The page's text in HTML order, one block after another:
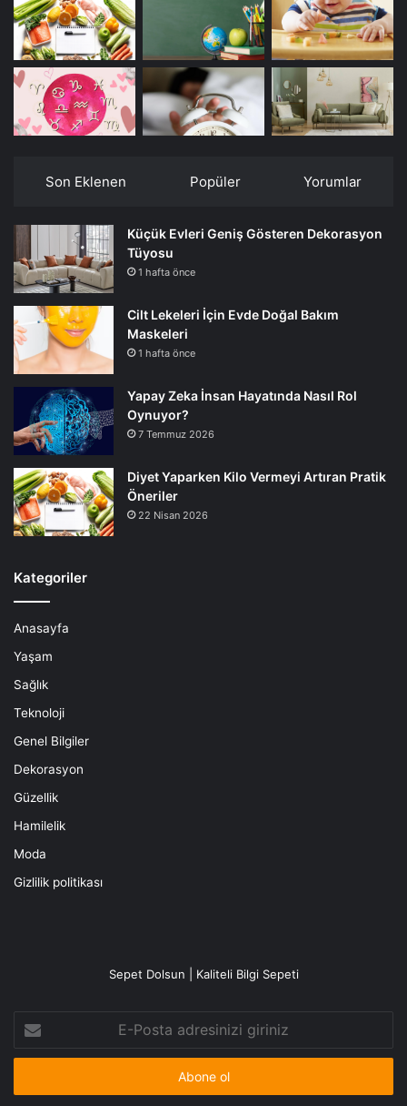
Son Eklenen Popüler Yorumlar
Küçük Evleri Geniş Gösteren Dekorasyon
Tüyosu
1 hafta önce
Cilt Lekeleri İçin Evde Doğal Bakım
Maskeleri
1 hafta önce
Yapay Zeka İnsan Hayatında Nasıl Rol
Oynuyor?
7 Temmuz 2026
Diyet Yaparken Kilo Vermeyi Artıran Pratik
Öneriler
22 Nisan 2026
Kategoriler
Anasayfa
Yaşam
Sağlık
Teknoloji
Genel Bilgiler
Dekorasyon
Güzellik
Hamilelik
Moda
Gizlilik politikası
Sepet Dolsun | Kaliteli Bilgi Sepeti
Posta
adresinizi